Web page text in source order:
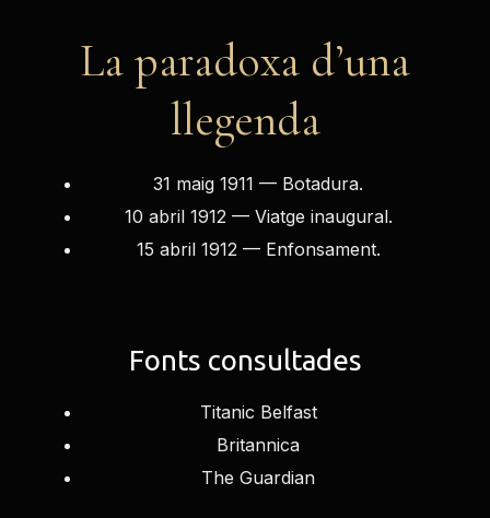
La paradoxa d’una
llegenda
31 maig 1911 — Botadura.
10 abril 1912 — Viatge inaugural.
15 abril 1912 — Enfonsament.
Fonts consultades
Titanic Belfast
Britannica
The Guardian